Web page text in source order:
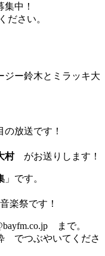
中！
ださい。
ジー鈴木とミラッキ大
放送です！
村がお送りします！
」です。
楽祭です！
まで。
でつぶやいてくださ